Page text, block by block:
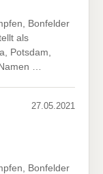
Bonfelder
als
Potsdam,
…
27.05.2021
Bonfelder